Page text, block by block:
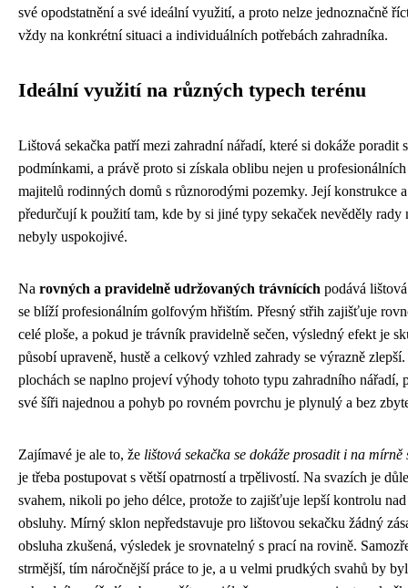
své opodstatnění a své ideální využití, a proto nelze jednoznačně
vždy na konkrétní situaci a individuálních potřebách zahradníka.
Ideální využití na různých typech terénu
Lištová sekačka patří mezi zahradní nářadí, které si dokáže poradit
podmínkami, a právě proto si získala oblibu nejen u
majitelů rodinných domů s různorodými pozemky. Její konstrukce
předurčují k použití tam, kde by si jiné typy sekaček nevěděly
nebyly uspokojivé.
Na rovných a pravidelně udržovaných trávnících podává
se blíží profesionálním golfovým hřištím. Přesný střih zajišťuje
celé ploše, a pokud je trávník pravidelně sečen, výsledný efekt je
působí upraveně, hustě a celkový vzhled zahrady se výrazně
plochách se naplno projeví výhody tohoto typu zahradního nářadí,
své šíři najednou a pohyb po rovném povrchu je plynulý a bez
Zajímavé je ale to, že lištová sekačka se dokáže prosadit i na mírně
je třeba postupovat s větší opatrností a trpělivostí. Na svazích je
svahem, nikoli po jeho délce, protože to zajišťuje lepší kontrolu
obsluhy. Mírný sklon nepředstavuje pro lištovou sekačku žádný
obsluha zkušená, výsledek je srovnatelný s prací na rovině.
strmější, tím náročnější práce to je, a u velmi prudkých svahů by